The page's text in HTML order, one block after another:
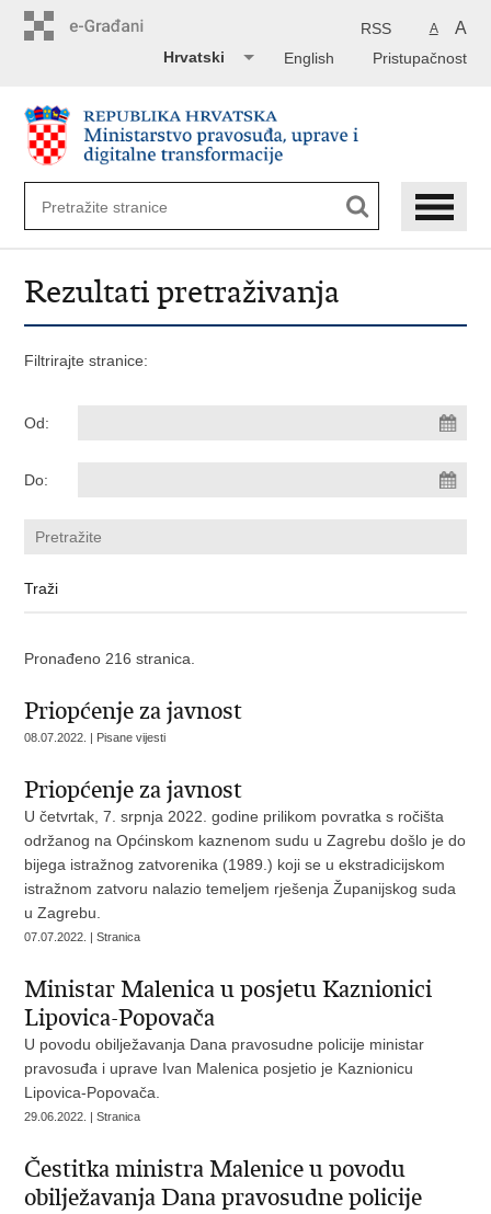
A A
RSS
Pristupačnost
English
Hrvatski
Rezultati pretraživanja
Filtrirajte stranice:
Od:
Do:
Pronađeno 216 stranica.
​Priopćenje za javnost
08.07.2022. | Pisane vijesti
Priopćenje za javnost
U četvrtak, 7. srpnja 2022. godine prilikom povratka s ročišta
održanog na Općinskom kaznenom sudu u Zagrebu došlo je do
bijega istražnog zatvorenika (1989.) koji se u ekstradicijskom
istražnom zatvoru nalazio temeljem rješenja Županijskog suda
u Zagrebu.
07.07.2022. | Stranica
Ministar Malenica u posjetu Kaznionici
Lipovica-Popovača
U povodu obilježavanja Dana pravosudne policije ministar
pravosuđa i uprave Ivan Malenica posjetio je Kaznionicu
Lipovica-Popovača.
29.06.2022. | Stranica
Čestitka ministra Malenice u povodu
obilježavanja Dana pravosudne policije